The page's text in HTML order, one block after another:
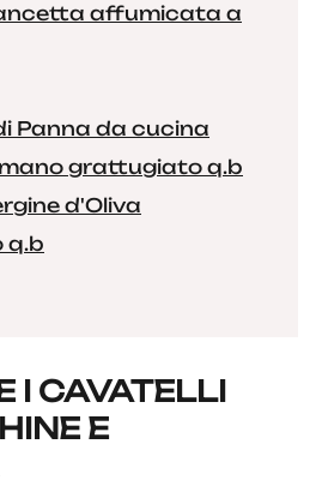
affumicata a
Panna da cucina
grattugiato q.b
d'Oliva
q.b
I CAVATELLI
E